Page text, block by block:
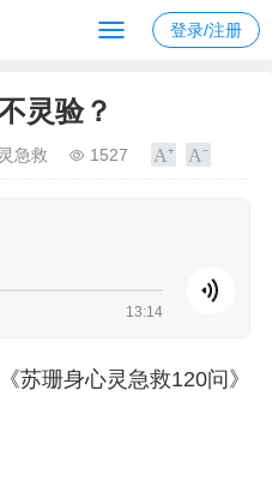
登录/注册
灵验？
急救 1527
13:14
苏珊身心灵急救120问》